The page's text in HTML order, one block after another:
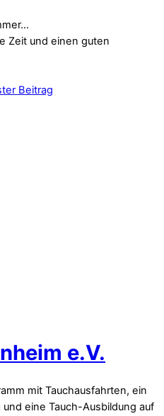
Zeit und einen guten
Beitrag
mit Tauchausfahrten, ein
eine Tauch-Ausbildung auf